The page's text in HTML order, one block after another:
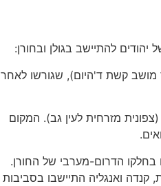
מושב קשת ד'היום), שגורשו לאחר
(צפונית מזרחית לעין גב). המקום
רוטשילד רכש כ- 100,000 דונם בחלקו הדרום-מערבי של החורן.
קנדה ואנגליה התיישבו בסביבות